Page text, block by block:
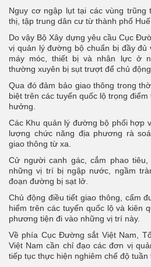
Nguy cơ ngập lụt tại các vùng trũng
thị, tập trung dân cư từ thành phố
Do vậy Bộ Xây dựng yêu cầu Cục
vị quản lý đường bộ chuẩn bị đầy
máy móc, thiết bị và nhân lực ở
thường xuyên bị sụt trượt để chủ
Qua đó đảm bảo giao thông trong
biệt trên các tuyến quốc lộ trọng
hưởng.
Các Khu quản lý đường bộ phối hợp
lượng chức năng địa phương rà
giao thông từ xa.
Cử người canh gác, cắm phao
những vị trí bị ngập nước, ngầm
đoạn đường bị sạt lở.
Chủ động điều tiết giao thông, cấm
hiểm trên các tuyến quốc lộ và kiên
phương tiện đi vào những vị trí này.
Về phía Cục Đường sắt Việt Nam,
Việt Nam cần chỉ đạo các đơn vị
tiếp tục thực hiện nghiêm chế độ tuần